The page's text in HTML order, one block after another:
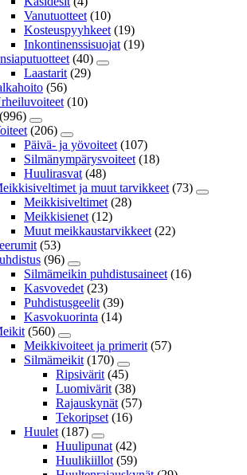
Vanutuotteet (10)
Kosteuspyyhkeet (19)
Inkontinenssisuojat (19)
(40)
Laastarit (29)
(56)
(10)
(996)
(206)
Päivä- ja yövoiteet (107)
Silmänympärysvoiteet (18)
Huulirasvat (48)
ja muut tarvikkeet (73)
Meikkisiveltimet (28)
Meikkisienet (12)
Muut meikkaustarvikkeet (22)
(53)
(96)
Silmämeikin puhdistusaineet (16)
Kasvovedet (23)
Puhdistusgeelit (39)
Kasvokuorinta (14)
(560)
Meikkivoiteet ja primerit (57)
Silmämeikit (170)
Ripsivärit (45)
Luomivärit (38)
Rajauskynät (57)
Tekoripset (16)
Huulet (187)
Huulipunat (42)
Huulikiillot (59)